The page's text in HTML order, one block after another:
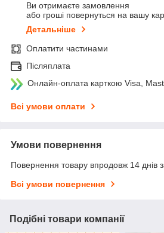
Ви отримаєте замовлення
або гроші повернуться на вашу
Детальніше
Оплатити частинами
Післяплата
Онлайн-оплата карткою Visa,
Всі умови оплати
Умови повернення
Повернення товару впродовж 14 днів
Всі умови повернення
Подібні товари компанії